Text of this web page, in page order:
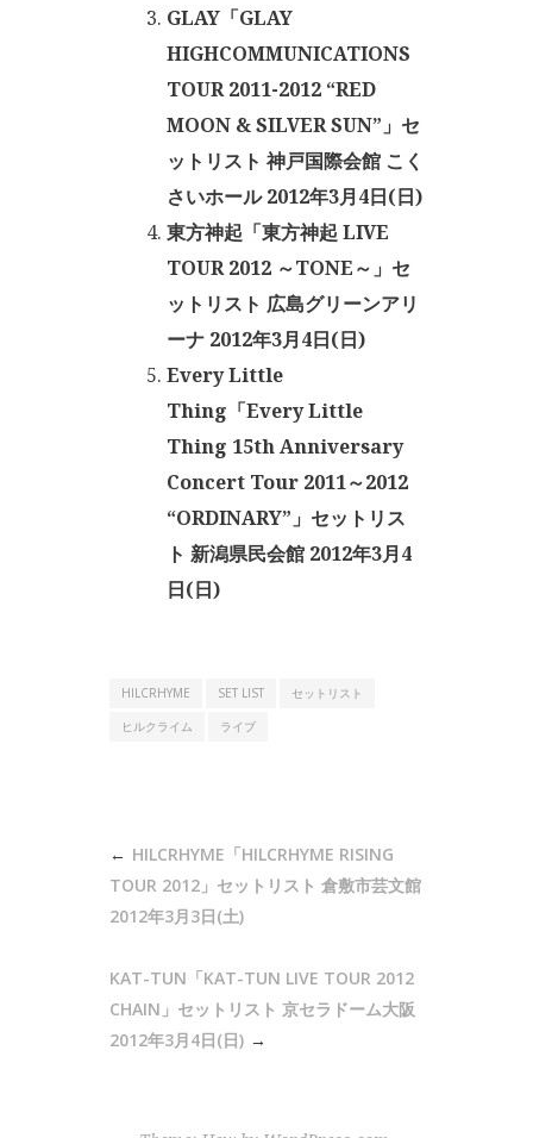
GLAY「GLAY
HIGHCOMMUNICATIONS
TOUR 2011-2012 “RED
MOON & SILVER SUN”」セ
ットリスト 神戸国際会館 こく
さいホール 2012年3月4日(日)
東方神起「東方神起 LIVE
TOUR 2012 ～TONE～」セ
ットリスト 広島グリーンアリ
ーナ 2012年3月4日(日)
Every Little
Thing「Every Little
Thing 15th Anniversary
Concert Tour 2011～2012
“ORDINARY”」セットリス
ト 新潟県民会館 2012年3月4
日(日)
HILCRHYME SET LIST
セットリスト
ヒルクライム
ライブ
HILCRHYME「HILCRHYME RISING
TOUR 2012」セットリスト 倉敷市芸文館
2012年3月3日(土)
KAT-TUN「KAT-TUN LIVE TOUR 2012
CHAIN」セットリスト 京セラドーム大阪
2012年3月4日(日)